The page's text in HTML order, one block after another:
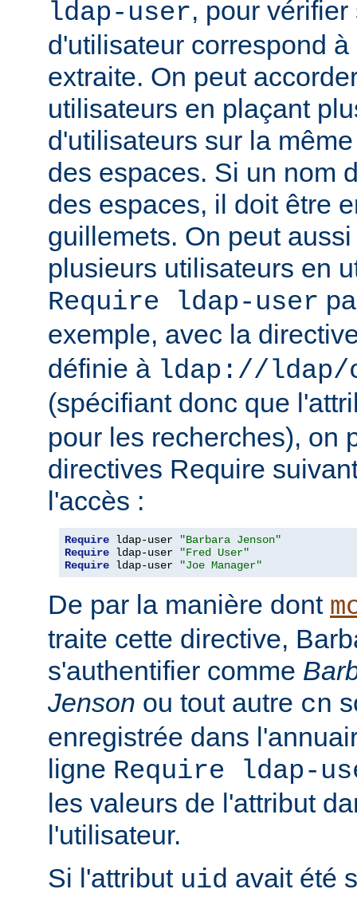
ldap-user, pour
d'utilisateur correspond
extraite. On peut
utilisateurs en plaçant
d'utilisateurs sur la
des espaces. Si un nom
des espaces, il doit être
guillemets. On peut
plusieurs utilisateurs en
Require ldap-user
exemple, avec la
définie à ldap://ldap/
(spécifiant donc que
pour les recherches), on
directives Require
l'accès :
Require ldap-user
"Barbara Jenson"
Require ldap-user
"Fred User"
Require ldap-user "Joe Manager"
De par la manière dont
traite cette directive,
s'authentifier comme
Jenson ou tout autre cn
enregistrée dans
ligne Require ldap-
les valeurs de l'attribut
l'utilisateur.
Si l'attribut uid avait été